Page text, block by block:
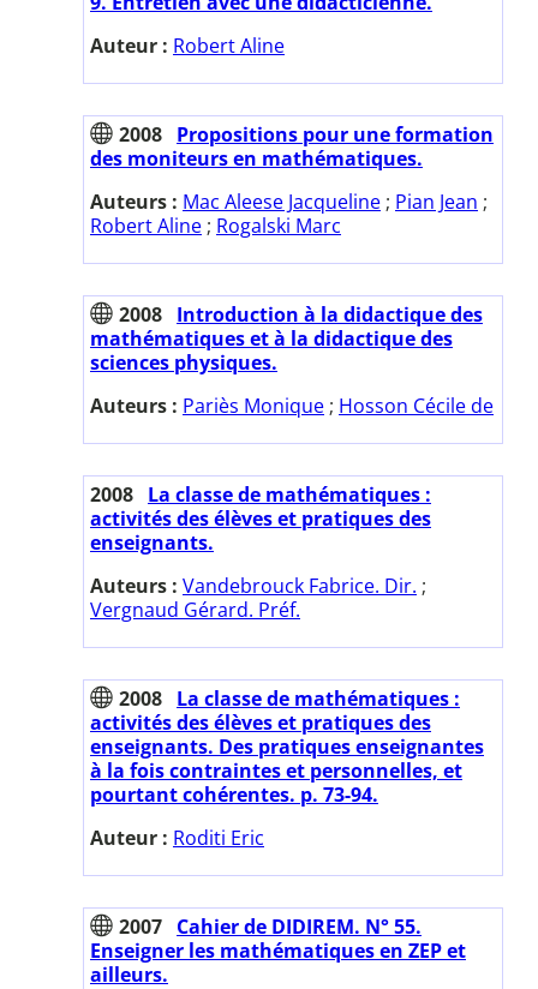
Auteur : Robert Aline
2008 Propositions pour une formation
des moniteurs en mathématiques.
Auteurs : Mac Aleese Jacqueline ; Pian Jean ;
Robert Aline ; Rogalski Marc
2008 Introduction à la didactique des
mathématiques et à la didactique des
sciences physiques.
Auteurs : Pariès Monique ; Hosson Cécile de
2008 La classe de mathématiques :
activités des élèves et pratiques des
enseignants.
Auteurs : Vandebrouck Fabrice. Dir. ;
Vergnaud Gérard. Préf.
2008 La classe de mathématiques :
activités des élèves et pratiques des
enseignants. Des pratiques enseignantes
à la fois contraintes et personnelles, et
pourtant cohérentes. p. 73-94.
Auteur : Roditi Eric
2007 Cahier de DIDIREM. N° 55.
Enseigner les mathématiques en ZEP et
ailleurs.